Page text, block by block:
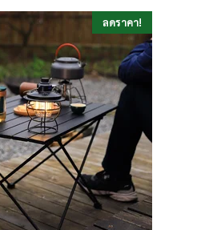
฿105.00
ลดราคา!